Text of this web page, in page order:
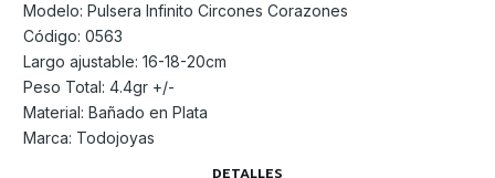
Modelo: Pulsera Infinito Circones Corazones
Código: 0563
Largo ajustable: 16-18-20cm
Peso Total: 4.4gr +/-
Material: Bañado en Plata
Marca: Todojoyas
DETALLES